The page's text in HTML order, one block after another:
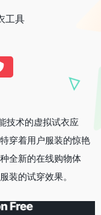
工具
技术的虚拟试衣应
穿着用户服装的惊艳
全新的在线购物体
装的试穿效果。